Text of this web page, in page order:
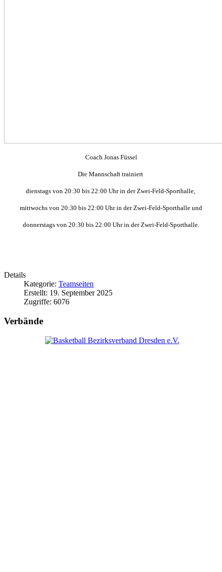
Coach Jonas Füssel
Die Mannschaft trainiert
dienstags von 20:30 bis 22:00 Uhrin der Zwei-Feld-Sporthalle,
mittwochs von 20:30 bis 22:00 Uhr in der Zwei-Feld-Sporthalle und
donnerstags von 20:30 bis 22:00 Uhrin der Zwei-Feld-Sporthalle.
Details
Kategorie: Teamseiten
Erstellt: 19. September 2025
Zugriffe: 6076
Verbände